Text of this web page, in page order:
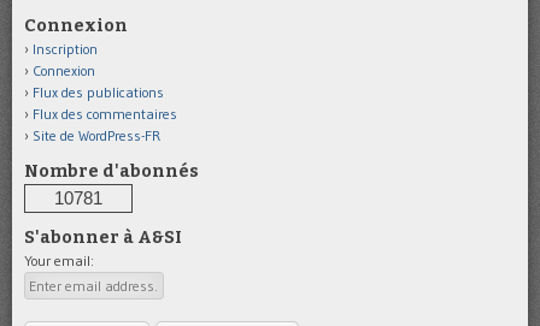
Connexion
Inscription
Connexion
Flux des publications
Flux des commentaires
Site de WordPress-FR
Nombre d'abonnés
10781
S'abonner à A&SI
Your email: